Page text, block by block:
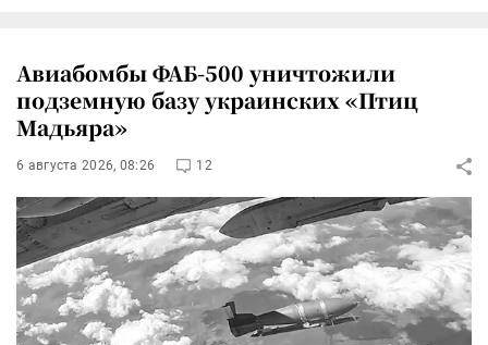
Авиабомбы ФАБ-500 уничтожили
подземную базу украинских «Птиц
Мадьяра»
6 августа 2026, 08:26 12